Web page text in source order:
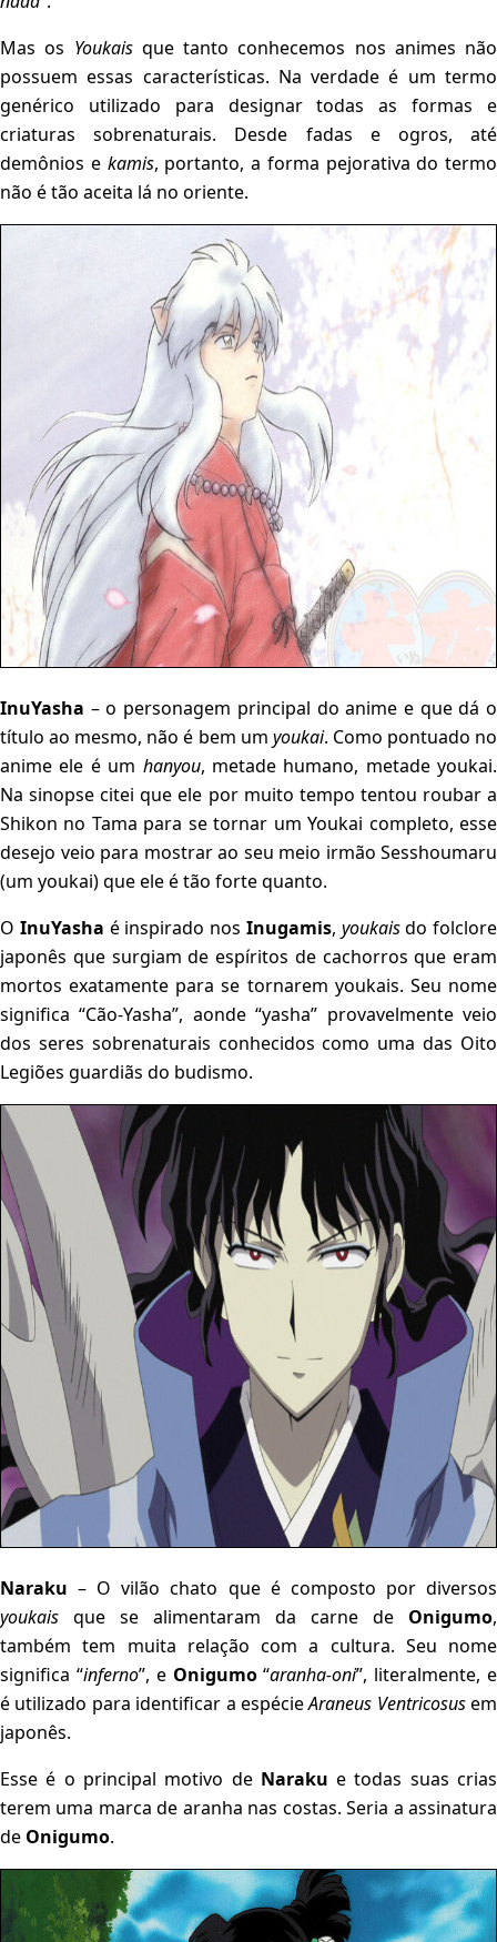
Mas os Youkaisque tanto conhecemos nos animes não
possuem essas características. Na verdade é um termo
genérico utilizado para designar todas as formas e
criaturas sobrenaturais. Desde fadas e ogros, até
demônios e kamis, portanto, a forma pejorativa do termo
não é tão aceita lá no oriente.
InuYasha – o personagem principal do anime e que dá o
título ao mesmo, não é bem um youkai. Como pontuado no
anime ele é um hanyou, metade humano, metade youkai.
Na sinopse citei que ele por muito tempo tentou roubar a
Shikon no Tama para se tornar um Youkai completo, esse
desejo veio para mostrar ao seu meio irmão Sesshoumaru
(um youkai) que ele é tão forte quanto.
O InuYasha é inspirado nos Inugamis, youkaisdo folclore
japonês que surgiam de espíritos de cachorros que eram
mortos exatamente para se tornarem youkais. Seu nome
significa “Cão-Yasha”, aonde “yasha” provavelmente veio
dos seres sobrenaturais conhecidos como uma das Oito
Legiões guardiãs do budismo.
Naraku – O vilão chato que é composto por diversos
youkais que se alimentaram da carne de Onigumo,
também tem muita relação com a cultura. Seu nome
significa “inferno”, e Onigumo“aranha-oni”, literalmente, e
é utilizado para identificar a espécieAraneus Ventricosusem
japonês.
Esse é o principal motivo de Naraku e todas suas crias
terem uma marca de aranha nas costas. Seria a assinatura
de Onigumo.